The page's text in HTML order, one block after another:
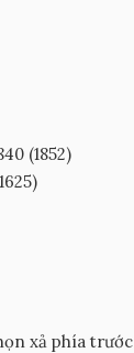
(1852)
xả phía trước